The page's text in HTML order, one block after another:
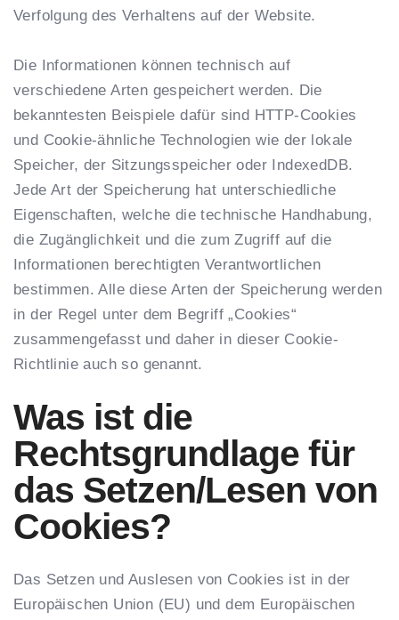
Verfolgung des Verhaltens auf der Website.
Die Informationen können technisch auf
verschiedene Arten gespeichert werden. Die
bekanntesten Beispiele dafür sind HTTP-Cookies
und Cookie-ähnliche Technologien wie der lokale
Speicher, der Sitzungsspeicher oder IndexedDB.
Jede Art der Speicherung hat unterschiedliche
Eigenschaften, welche die technische Handhabung,
die Zugänglichkeit und die zum Zugriff auf die
Informationen berechtigten Verantwortlichen
bestimmen. Alle diese Arten der Speicherung werden
in der Regel unter dem Begriff „Cookies“
zusammengefasst und daher in dieser Cookie-
Richtlinie auch so genannt.
Was ist die
Rechtsgrundlage für
das Setzen/Lesen von
Cookies?
Das Setzen und Auslesen von Cookies ist in der
Europäischen Union (EU) und dem Europäischen